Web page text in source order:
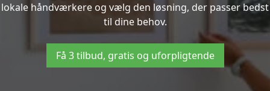
lokale håndværkere og vælg den løsning, der passer bedst
til dine behov.
Få 3 tilbud, gratis og uforpligtende